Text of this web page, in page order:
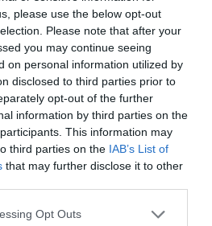
please use the below opt-out
Please note that after your
you may continue seeing
on personal information utilized by
disclosed to third parties prior to
opt-out of the further
information by third parties on the
This information may
third parties on the IAB’s List of
that may further disclose it to other
Opt Outs
- męski
- męski
11801, TIA/EIA-568-C.2, EN 50288